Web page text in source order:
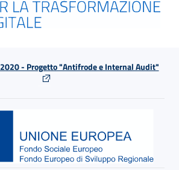
- Progetto "Antifrode e Internal Audit"